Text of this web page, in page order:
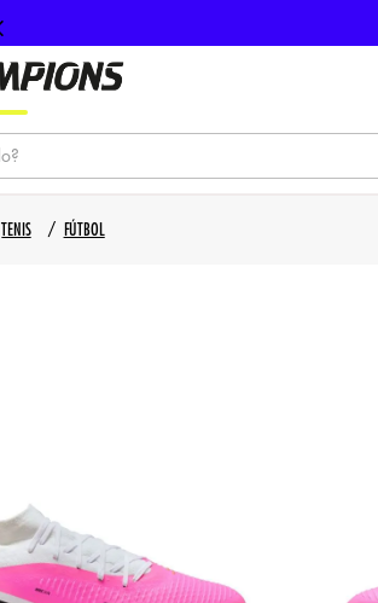
TENIS FÚTBOL